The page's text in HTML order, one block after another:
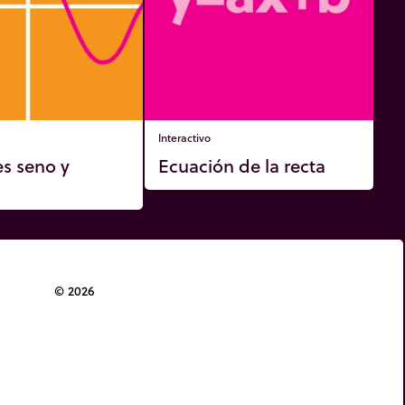
seno y
Interactivo
Ecuación de la recta
© 2026